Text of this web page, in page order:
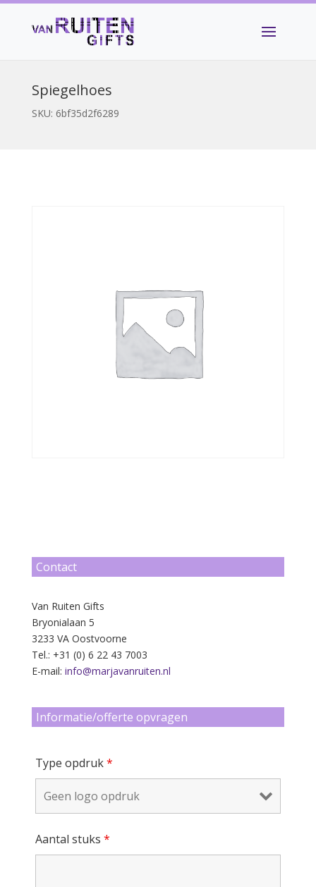
Spiegelhoes
SKU: 6bf35d2f6289
Contact
Van Ruiten Gifts
Bryonialaan 5
3233 VA Oostvoorne
Tel.: +31 (0) 6 22 43 7003
E-mail: info@marjavanruiten.nl
Informatie/offerte opvragen
Type opdruk*
Aantal stuks *